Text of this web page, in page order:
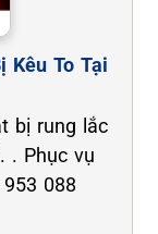
Kêu To Tại
bị rung lắc
. Phục vụ
088